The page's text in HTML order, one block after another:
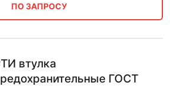
ПО ЗАПРОСУ
втулка
ГОСТ